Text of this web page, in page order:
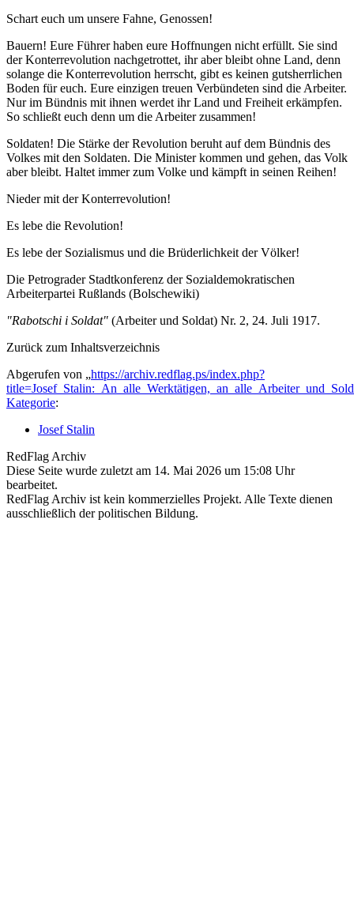
Schart euch um unsere Fahne, Genossen!
Bauern! Eure Führer haben eure Hoffnungen nicht erfüllt. Sie sind
der Konterrevolution nachgetrottet, ihr aber bleibt ohne Land, denn
solange die Konterrevolution herrscht, gibt es keinen gutsherrlichen
Boden für euch. Eure einzigen treuen Verbündeten sind die Arbeiter.
Nur im Bündnis mit ihnen werdet ihr Land und Freiheit erkämpfen.
So schließt euch denn um die Arbeiter zusammen!
Soldaten! Die Stärke der Revolution beruht auf dem Bündnis des
Volkes mit den Soldaten. Die Minister kommen und gehen, das Volk
aber bleibt. Haltet immer zum Volke und kämpft in seinen Reihen!
Nieder mit der Konterrevolution!
Es lebe die Revolution!
Es lebe der Sozialismus und die Brüderlichkeit der Völker!
Die Petrograder Stadtkonferenz der Sozialdemokratischen
Arbeiterpartei Rußlands (Bolschewiki)
"Rabotschi i Soldat" (Arbeiter und Soldat) Nr. 2, 24. Juli 1917.
Zurück zum Inhaltsverzeichnis
Abgerufen von „https://archiv.redflag.ps/index.php?
Kategorie:
Josef Stalin
RedFlag Archiv
Diese Seite wurde zuletzt am 14. Mai 2026 um 15:08 Uhr
bearbeitet.
RedFlag Archiv ist kein kommerzielles Projekt. Alle Texte dienen
ausschließlich der politischen Bildung.